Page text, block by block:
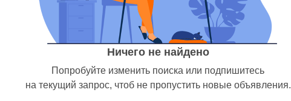
Ничего не найдено
Попробуйте изменить поиска или подпишитесь
на текущий запрос, чтоб не пропустить новые объявления.